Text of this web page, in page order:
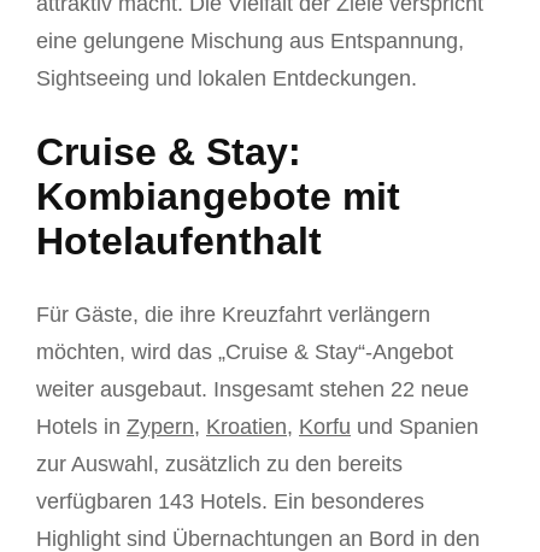
eine gelungene Mischung aus Entspannung,
Sightseeing und lokalen Entdeckungen.
Cruise & Stay:
Kombiangebote mit
Hotelaufenthalt
Für Gäste, die ihre Kreuzfahrt verlängern
möchten, wird das „Cruise & Stay“-Angebot
weiter ausgebaut. Insgesamt stehen 22 neue
Hotels in Zypern, Kroatien, Korfu und Spanien
zur Auswahl, zusätzlich zu den bereits
verfügbaren 143 Hotels. Ein besonderes
Highlight sind Übernachtungen an Bord in den